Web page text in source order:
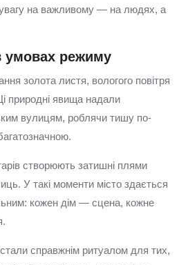
увагу на важливому — на людях, а
умовах режиму
золота листя, вологого повітря
природні явища надали
вулицям, роблячи тишу по-
створюють затишні плями
У такі моменти місто здається
кожен дім — сцена, кожне
справжнім ритуалом для тих,